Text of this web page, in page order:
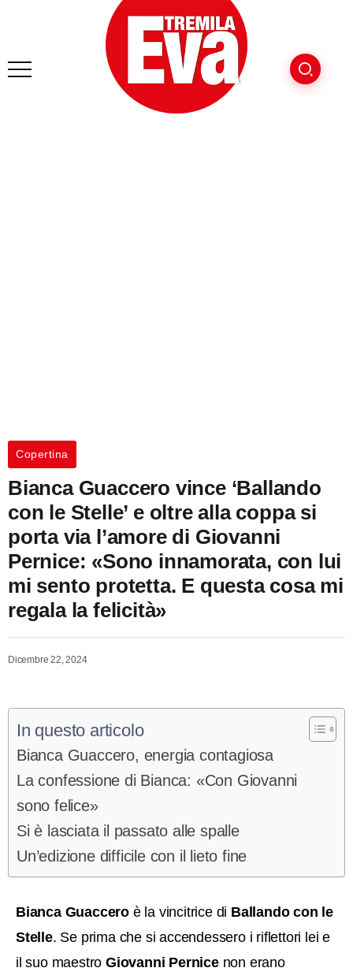
Copertina
Bianca Guaccero vince ‘Ballando
con le Stelle’ e oltre alla coppa si
porta via l’amore di Giovanni
Pernice: «Sono innamorata, con lui
mi sento protetta. E questa cosa mi
regala la felicità»
Dicembre 22, 2024
In questo articolo
Bianca Guaccero, energia contagiosa
La confessione di Bianca: «Con Giovanni
sono felice»
Si è lasciata il passato alle spalle
Un’edizione difficile con il lieto fine
Bianca Guaccero è la vincitrice di Ballando con le
Stelle. Se prima che si accendessero i riflettori lei e
il suo maestroGiovanni Pernicenon erano